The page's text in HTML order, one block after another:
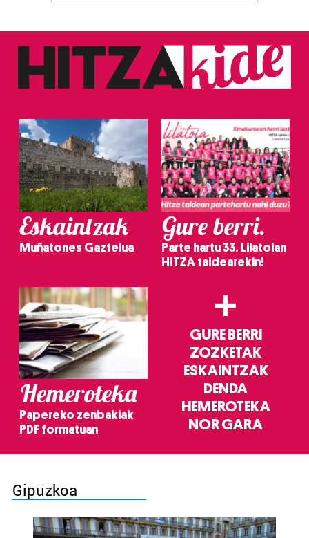
Eskaintzak
Muñatones Gaztelua
Gure berri.
Parte hartu 33. Lilatoian
HITZA taldearekin!
Hemeroteka
Papereko zenbakiak
PDF formatuan
+
GURE BERRI
ZOZKETAK
ESKAINTZAK
DENDA
HEMEROTEKA
NOR GARA
Gipuzkoa